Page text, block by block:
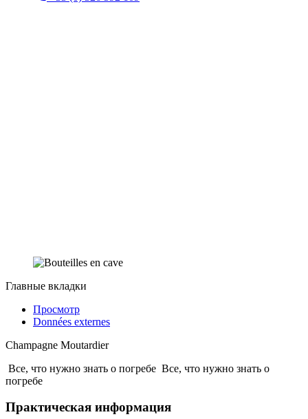
Главные вкладки
Просмотр
Données externes
Champagne Moutardier
Все, что нужно знать о погребе Все, что нужно знать о
погребе
Практическая информация